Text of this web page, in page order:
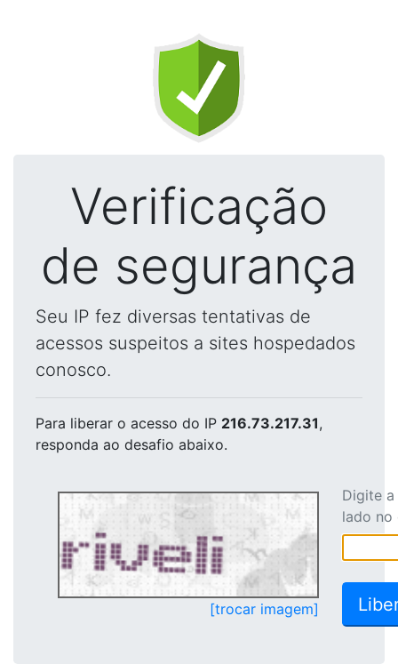
Verificação
de segurança
Seu IP fez diversas tentativas de
acessos suspeitos a sites hospedados
conosco.
Para liberar o acesso do IP 216.73.217.31,
responda ao desafio abaixo.
[trocar imagem]
Digite
lado no